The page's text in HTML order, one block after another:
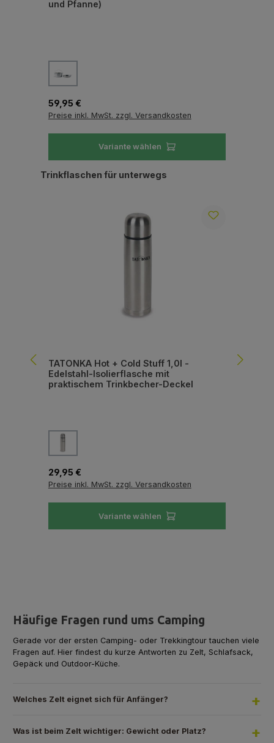
und Pfanne)
Regulärer Preis:
59,95 €
Preise inkl. MwSt. zzgl. Versandkosten
Variante wählen
Produktgalerie überspringen
Trinkflaschen für unterwegs
TATONKA Hot + Cold Stuff 1,0l -
Edelstahl-Isolierflasche mit
praktischem Trinkbecher-Deckel
Farbe
Regulärer Preis:
29,95 €
Preise inkl. MwSt. zzgl. Versandkosten
Variante wählen
Häufige Fragen rund ums Camping
Gerade vor der ersten Camping- oder Trekkingtour tauchen viele
Fragen auf. Hier findest du kurze Antworten zu Zelt, Schlafsack,
Gepäck und Outdoor-Küche.
Welches Zelt eignet sich für Anfänger?
Was ist beim Zelt wichtiger: Gewicht oder Platz?